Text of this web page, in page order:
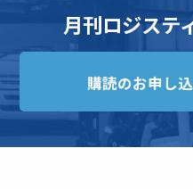
月刊ロジステ
購読のお申し